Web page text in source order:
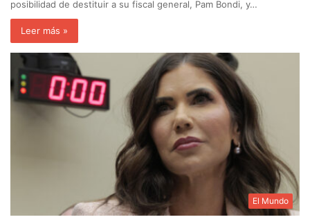
posibilidad de destituir a su fiscal general, Pam Bondi, y…
Leer más »
El Mundo